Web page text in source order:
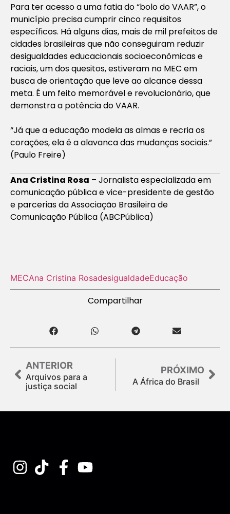
Para ter acesso a uma fatia do “bolo do VAAR”, o
município precisa cumprir cinco requisitos
específicos. Há alguns dias, mais de mil prefeitos de
cidades brasileiras que não conseguiram reduzir
desigualdades educacionais socioeconômicas e
raciais, um dos quesitos, estiveram no MEC em
busca de orientação que leve ao alcance dessa
meta. É um feito memorável e revolucionário, que
demonstra a potência do VAAR.
“Já que a educação modela as almas e recria os
corações, ela é a alavanca das mudanças sociais.”
(Paulo Freire)
Ana Cristina Rosa – Jornalista especializada em
comunicação pública e vice-presidente de gestão
e parcerias da Associação Brasileira de
Comunicação Pública (ABCPública)
MECAna Cristina RosadesigualdadeEducação
Compartilhar
ANTERIOR
Arquivos para a
justiça social
PRÓXIMO
A África do Brasil